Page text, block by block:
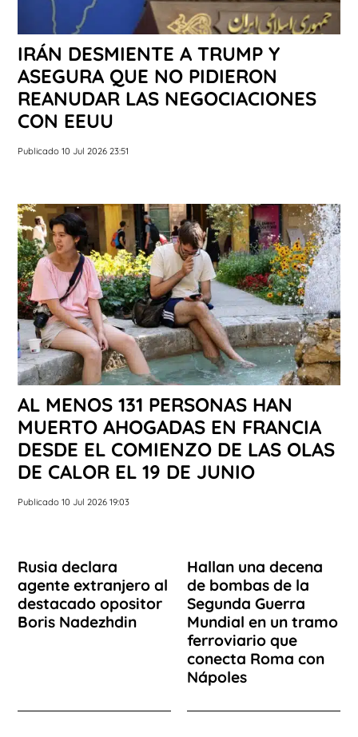
IRÁN DESMIENTE A TRUMP Y
ASEGURA QUE NO PIDIERON
REANUDAR LAS NEGOCIACIONES
CON EEUU
Publicado 10 Jul 2026 23:51
AL MENOS 131 PERSONAS HAN
MUERTO AHOGADAS EN FRANCIA
DESDE EL COMIENZO DE LAS OLAS
DE CALOR EL 19 DE JUNIO
Publicado 10 Jul 2026 19:03
Rusia declara
agente extranjero al
destacado opositor
Boris Nadezhdin
Hallan una decena
de bombas de la
Segunda Guerra
Mundial en un tramo
ferroviario que
conecta Roma con
Nápoles